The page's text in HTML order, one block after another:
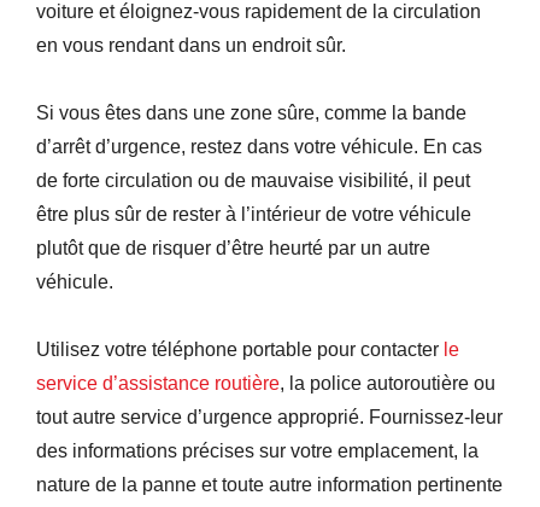
voiture et éloignez-vous rapidement de la circulation
en vous rendant dans un endroit sûr.
Si vous êtes dans une zone sûre, comme la bande
d’arrêt d’urgence, restez dans votre véhicule. En cas
de forte circulation ou de mauvaise visibilité, il peut
être plus sûr de rester à l’intérieur de votre véhicule
plutôt que de risquer d’être heurté par un autre
véhicule.
Utilisez votre téléphone portable pour contacter le
service d’assistance routière, la police autoroutière ou
tout autre service d’urgence approprié. Fournissez-leur
des informations précises sur votre emplacement, la
nature de la panne et toute autre information pertinente